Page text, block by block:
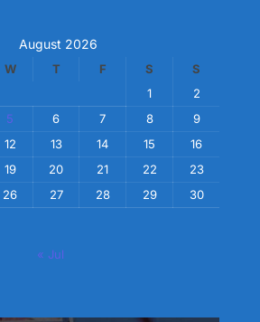
August 2026
W T F S
S
1
2
5 6 7 8
9
12 13 14 15
16
19 20 21 22
23
26 27 28 29
30
« Jul